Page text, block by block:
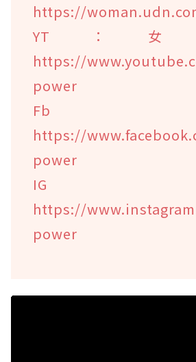
https://
YT：女
https://
power
Fb
https://
power
IG
https://
power